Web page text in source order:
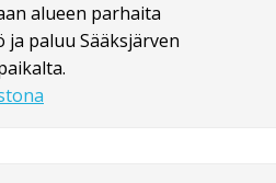
alueen parhaita
ja paluu Sääksjärven